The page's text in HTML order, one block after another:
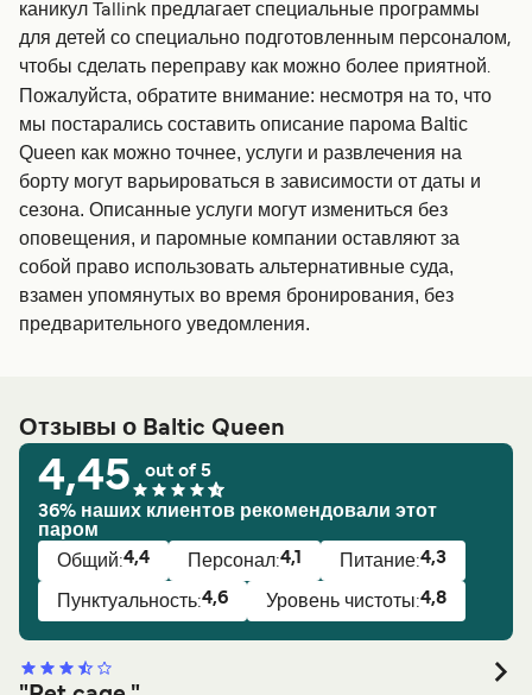
каникул Tallink предлагает специальные программы
для детей со специально подготовленным персоналом,
чтобы сделать переправу как можно более приятной.
Пожалуйста, обратите внимание: несмотря на то, что
мы постарались составить описание парома Baltic
Queen как можно точнее, услуги и развлечения на
борту могут варьироваться в зависимости от даты и
сезона. Описанные услуги могут измениться без
оповещения, и паромные компании оставляют за
собой право использовать альтернативные суда,
взамен упомянутых во время бронирования, без
предварительного уведомления.
Отзывы о Baltic Queen
4,45 out of 5
36% наших клиентов рекомендовали этот
паром
Общий:4,4 Персонал:4,1 Питание:4,3
Пунктуальность:4,6 Уровень чистоты:4,8